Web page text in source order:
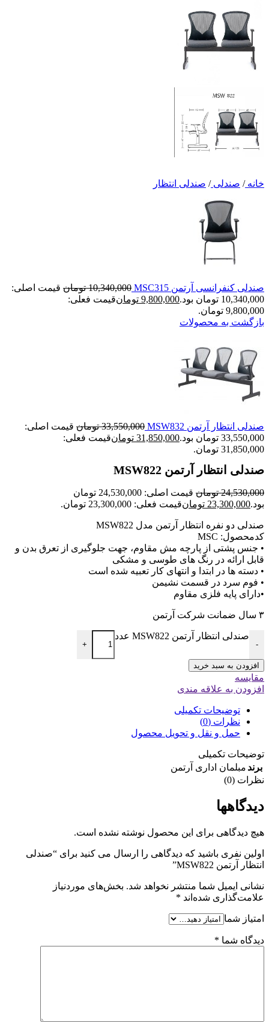
خانه/ صندلی/ صندلی انتظار
صندلی کنفرانسی آرتمن MSC315 10,340,000 تومان قیمت اصلی:
10,340,000 تومان بود.
9,800,000 تومانقیمت فعلی:
9,800,000 تومان.
بازگشت به محصولات
صندلی انتظار آرتمن MSW832 33,550,000 تومان قیمت اصلی:
33,550,000 تومان بود.
31,850,000 تومانقیمت فعلی:
31,850,000 تومان.
صندلی انتظار آرتمن MSW822
24,530,000 تومان
قیمت اصلی: 24,530,000 تومان
بود.23,300,000 تومانقیمت فعلی: 23,300,000 تومان.
صندلی دو نفره انتظار آرتمن مدل MSW822
کدمحصول: MSC
• جنس پشتی از پارچه مش مقاوم، جهت جلوگیری از تعرق بدن و
قابل ارائه در رنگ های طوسی و مشکی
• دسته ها در ابتدا و انتهای کار تعبیه شده است
• فوم سرد در قسمت نشیمن
•دارای پایه فلزی مقاوم
۳ سال ضمانت شرکت آرتمن
-
صندلی انتظار آرتمن MSW822 عدد
+
افزودن به سبد خرید
مقایسه
افزودن به علاقه مندی
توضیحات تکمیلی
نظرات (0)
حمل و نقل و تحویل محصول
توضیحات تکمیلی
برند مبلمان اداری آرتمن
نظرات (0)
دیدگاهها
هیچ دیدگاهی برای این محصول نوشته نشده است.
اولین نفری باشید که دیدگاهی را ارسال می کنید برای “صندلی
انتظار آرتمن MSW822”
نشانی ایمیل شما منتشر نخواهد شد. بخش‌های موردنیاز
علامت‌گذاری شده‌اند *
امتیاز شما
دیدگاه شما *